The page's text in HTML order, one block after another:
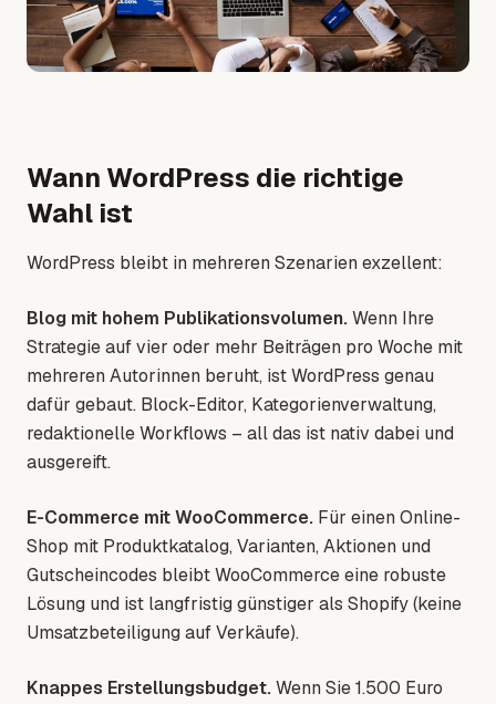
Wann WordPress die richtige
Wahl ist
WordPress bleibt in mehreren Szenarien exzellent:
Blog mit hohem Publikationsvolumen.Wenn Ihre
Strategie auf vier oder mehr Beiträgen pro Woche mit
mehreren Autorinnen beruht, ist WordPress genau
dafür gebaut. Block-Editor, Kategorienverwaltung,
redaktionelle Workflows – all das ist nativ dabei und
ausgereift.
E-Commerce mit WooCommerce. Für einen Online-
Shop mit Produktkatalog, Varianten, Aktionen und
Gutscheincodes bleibt WooCommerce eine robuste
Lösung und ist langfristig günstiger als Shopify (keine
Umsatzbeteiligung auf Verkäufe).
Knappes Erstellungsbudget.Wenn Sie 1.500 Euro